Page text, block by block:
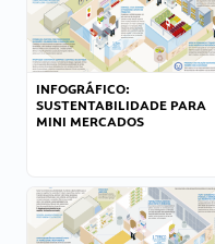
INFOGRÁFICO:
SUSTENTABILIDADE PARA
MINI MERCADOS